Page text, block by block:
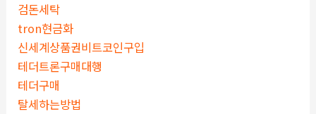
검돈세탁
tron현금화
신세계상품권비트코인구입
테더트론구매대행
테더구매
탈세하는방법